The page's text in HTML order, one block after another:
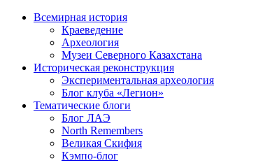
Всемирная история
Краеведение
Археология
Музеи Северного Казахстана
Историческая реконструкция
Экспериментальная археология
Блог клуба «Легион»
Тематические блоги
Блог ЛАЭ
North Remembers
Великая Скифия
Кэмпо-блог